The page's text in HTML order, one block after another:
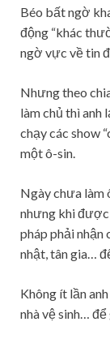
Béo bất ngờ
động “khác
ngờ vực về tin
Nhưng theo
làm chủ thì anh
chạy các show
một ô-sin.
Ngày chưa làm
nhưng khi được
pháp phải nhận
nhật, tân gia…
Không ít lần
nhà vệ sinh…